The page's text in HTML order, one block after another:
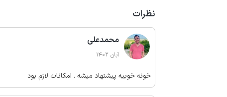
نظرات
محمدعلی
آبان 1402
خونه خوبیه پیشنهاد میشه . امکانات لازم بود